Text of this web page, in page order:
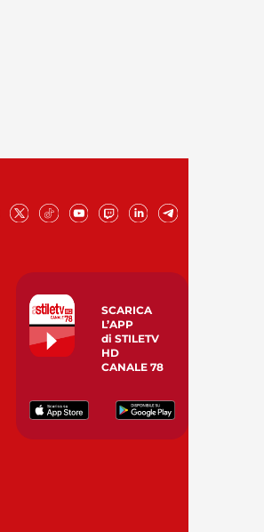
SCARICA
L’APP
di STILETV
HD
CANALE 78